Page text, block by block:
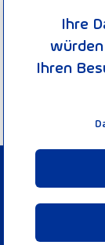
trägt zu
vor Ort bei.
und
Kommunen
Ihre
Ihren